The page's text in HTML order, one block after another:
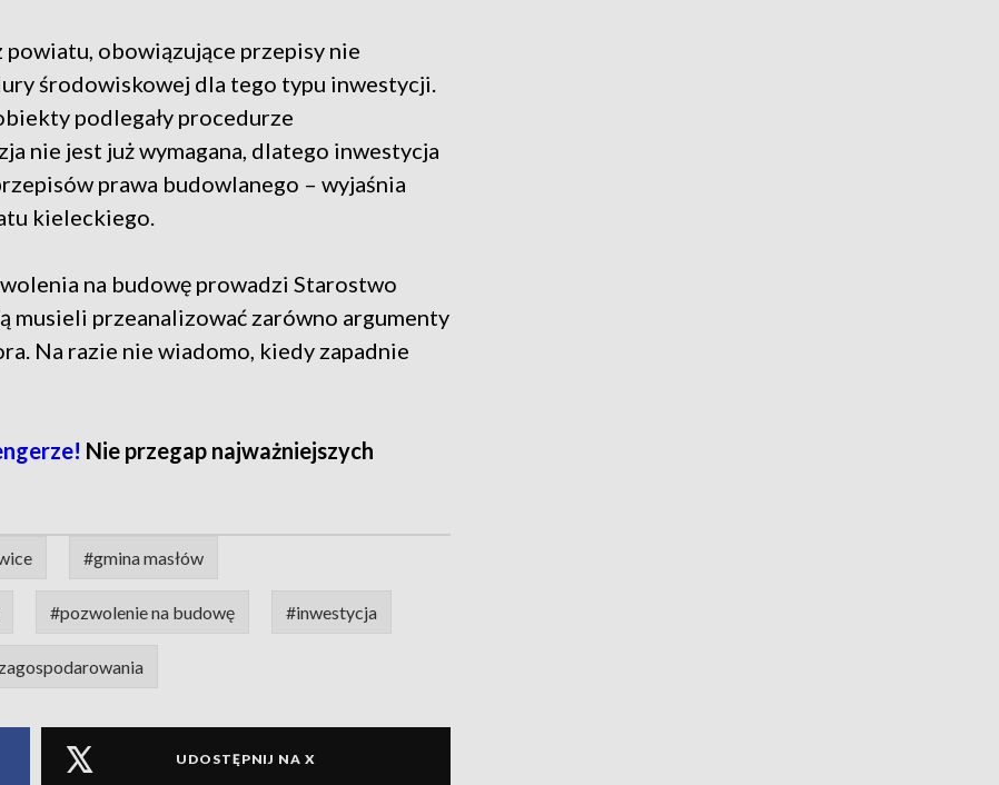
obowiązujące przepisy nie
środowiskowej dla tego typu inwestycji.
podlegały procedurze
nie jest już wymagana, dlatego inwestycja
prawa budowlanego – wyjaśnia
kieleckiego.
na budowę prowadzi Starostwo
musieli przeanalizować zarówno argumenty
Na razie nie wiadomo, kiedy zapadnie
Nie przegap najważniejszych
#gmina masłów
#pozwolenie na budowę #inwestycja
UDOSTĘPNIJ NA X